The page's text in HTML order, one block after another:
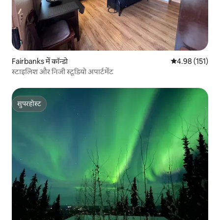
Fairbanks में कॉन्डो औसत रेटिंग 5 में से
4.98 (151)
स्टाइलिश और निजी स्टूडियो अपार्टमेंट
सुपरहोस्ट
सुपरहोस्ट